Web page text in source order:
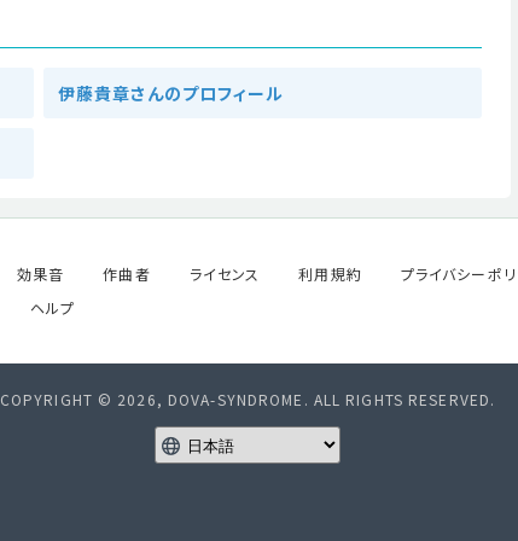
伊藤貴章さんのプロフィール
効果音 作曲者 ライセンス 利用規約 プライバシーポ
ヘルプ
COPYRIGHT © 2026, DOVA-SYNDROME. ALL RIGHTS RESERVED.